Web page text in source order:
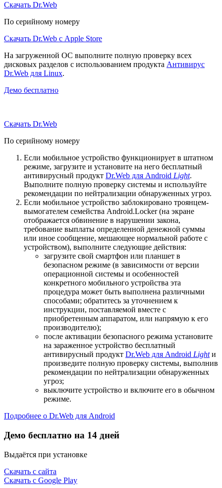
Скачать Dr.Web
По серийному номеру
Скачать Dr.Web с Apple Store
На загруженной ОС выполните полную проверку всех
дисковых разделов с использованием продукта Антивирус
Dr.Web для Linux.
Демо бесплатно
Скачать Dr.Web
По серийному номеру
Если мобильное устройство функционирует в штатном
режиме, загрузите и установите на него бесплатный
антивирусный продукт Dr.Web для Android Light.
Выполните полную проверку системы и используйте
рекомендации по нейтрализации обнаруженных угроз.
Если мобильное устройство заблокировано троянцем-
вымогателем семейства Android.Locker (на экране
отображается обвинение в нарушении закона,
требование выплаты определенной денежной суммы
или иное сообщение, мешающее нормальной работе с
устройством), выполните следующие действия:
загрузите свой смартфон или планшет в
безопасном режиме (в зависимости от версии
операционной системы и особенностей
конкретного мобильного устройства эта
процедура может быть выполнена различными
способами; обратитесь за уточнением к
инструкции, поставляемой вместе с
приобретенным аппаратом, или напрямую к его
производителю);
после активации безопасного режима установите
на зараженное устройство бесплатный
антивирусный продукт Dr.Web для Android Lightи
произведите полную проверку системы, выполнив
рекомендации по нейтрализации обнаруженных
угроз;
выключите устройство и включите его в обычном
режиме.
Подробнее о Dr.Web для Android
Демо бесплатно на 14 дней
Выдаётся при установке
Скачать с сайта
Скачать с Google Play